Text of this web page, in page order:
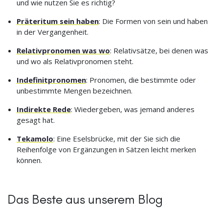
und wie nutzen Sie es richtig?
Präteritum sein haben: Die Formen von sein und haben
in der Vergangenheit.
Relativpronomen was wo: Relativsätze, bei denen was
und wo als Relativpronomen steht.
Indefinitpronomen: Pronomen, die bestimmte oder
unbestimmte Mengen bezeichnen.
Indirekte Rede: Wiedergeben, was jemand anderes
gesagt hat.
Tekamolo: Eine Eselsbrücke, mit der Sie sich die
Reihenfolge von Ergänzungen in Sätzen leicht merken
können.
Das Beste aus unserem Blog